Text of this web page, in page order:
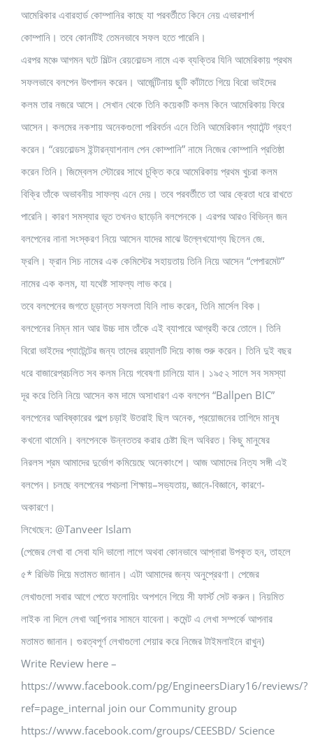
আমেরিকার এবারহার্ড কোম্পানির কাছে যা পরবর্তীতে কিনে নেয় এভারশার্প
কোম্পানি। তবে কোনটিই তেমনভাবে সফল হতে পারেনি।
এরপর মঞ্চে আগমন ঘটে মিল্টন রেয়নোল্ডস নামে এক ব্যক্তির যিনি আমেরিকায় প্রথম
সফলভাবে বলপেন উৎপাদন করেন। আর্জেন্টিনায় ছুটি কাঁটাতে গিয়ে বিরো ভাইদের
কলম তার নজরে আসে। সেখান থেকে তিনি কয়েকটি কলম কিনে আমেরিকায় ফিরে
আসেন। কলমের নকশায় অনেকগুলো পরিবর্তন এনে তিনি আমেরিকান প্যাটেন্ট গ্রহণ
করেন। “রেয়নোল্ডস ইন্টারন্যাশনাল পেন কোম্পানি” নামে নিজের কোম্পানি প্রতিষ্ঠা
করেন তিনি। জিম্বেলস স্টোরের সাথে চুক্তি করে আমেরিকায় প্রথম খুচরা কলম
বিক্রি তাঁকে অভাবনীয় সাফল্য এনে দেয়। তবে পরবর্তীতে তা আর ক্রেতা ধরে রাখতে
পারেনি। কারণ সমস্যার ভূত তখনও ছাড়েনি বলপেনকে। এরপর আরও বিভিন্ন জন
বলপেনের নানা সংস্করণ নিয়ে আসেন যাদের মাঝে উল্লেখযোগ্য ছিলেন জে.
ফ্রলি। ফ্রান সিচ নামের এক কেমিস্টের সহায়তায় তিনি নিয়ে আসেন “পেপারমেট”
নামের এক কলম, যা যথেষ্ট সাফল্য লাভ করে।
তবে বলপেনের জগতে চূড়ান্ত সফলতা যিনি লাভ করেন, তিনি মার্সেল বিক।
বলপেনের নিম্ন মান আর উচ্চ দাম তাঁকে এই ব্যাপারে আগ্রহী করে তোলে। তিনি
বিরো ভাইদের প্যাটেন্টের জন্য তাদের রয়্যালটি দিয়ে কাজ শুরু করেন। তিনি দুই বছর
ধরে বাজারেপ্রচলিত সব কলম নিয়ে গবেষণা চালিয়ে যান। ১৯৫২ সালে সব সমস্যা
দূর করে তিনি নিয়ে আসেন কম দামে অসাধারণ এক বলপেন “Ballpen BIC”
বলপেনের আবিষ্কারের গল্পে চড়াই উতরাই ছিল অনেক, প্রয়োজনের তাগিদে মানুষ
কখনো থামেনি। বলপেনকে উন্নততর করার চেষ্টা ছিল অবিরত। কিছু মানুষের
নিরলস শ্রম আমাদের দুর্ভোগ কমিয়েছে অনেকাংশে। আজ আমাদের নিত্য সঙ্গী এই
বলপেন। চলছে বলপেনের পথচলা শিক্ষায়–সভ্যতায়, জ্ঞানে-বিজ্ঞানে, কারণে-
অকারণে।
লিখেছেন: @Tanveer Islam
(পেজের লেখা বা সেবা যদি ভালো লাগে অথবা কোনভাবে আপ্নারা উপকৃত হন, তাহলে
৫* রিভিউ দিয়ে মতামত জানান। এটা আমাদের জন্য অনুপ্রেরণা। পেজের
লেখাগুলো সবার আগে পেতে ফলোয়িং অপশনে গিয়ে সী ফার্স্ট সেট করুন। নিয়মিত
লাইক না দিলে লেখা আ[পনার সামনে যাবেনা। কমেন্ট এ লেখা সম্পর্কে আপনার
মতামত জানান। গুরত্বপূর্ণ লেখাগুলো শেয়ার করে নিজের টাইমলাইনে রাখুন)
Write Review here –
https://www.facebook.com/pg/EngineersDiary16/reviews/?
ref=page_internal join our Community group
https://www.facebook.com/groups/CEESBD/ Science